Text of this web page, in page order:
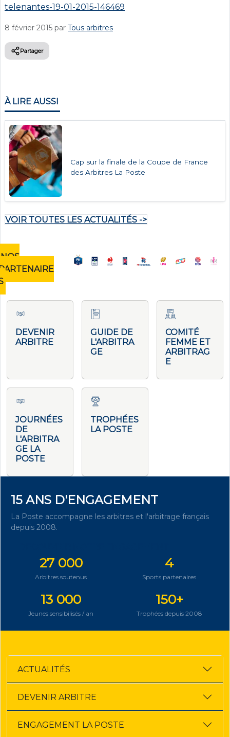
telenantes-19-01-2015-146469
8 février 2015 par Tous arbitres
Partager
À LIRE AUSSI
Cap sur la finale de la Coupe de France
des Arbitres La Poste
VOIR TOUTES LES ACTUALITÉS ->
NOS
DEVENIR
ARBITRE
GUIDE DE
L'ARBITRA
GE
COMITÉ
FEMME ET
ARBITRAG
E
JOURNÉES
DE
L'ARBITRA
GE LA
POSTE
TROPHÉES
LA POSTE
15 ANS D'ENGAGEMENT
La Poste accompagne les arbitres et l'arbitrage français
depuis 2008.
27 000
Arbitres soutenus
4
Sports partenaires
13 000
Jeunes sensibilisés / an
150+
Trophées depuis 2008
ACTUALITÉS
DEVENIR ARBITRE
ENGAGEMENT LA POSTE